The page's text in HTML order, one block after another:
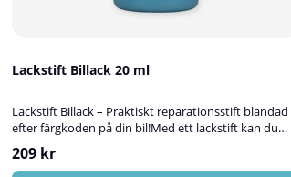
Lackstift Billack 20 ml
Lackstift Billack – Praktiskt reparationsstift blandad
efter färgkoden på din bil!Med ett lackstift kan du
enkelt laga små lackskador på bilen. Våra flaskor fylls
med billack som blandas efter bilens färgkod, vilket
209 kr